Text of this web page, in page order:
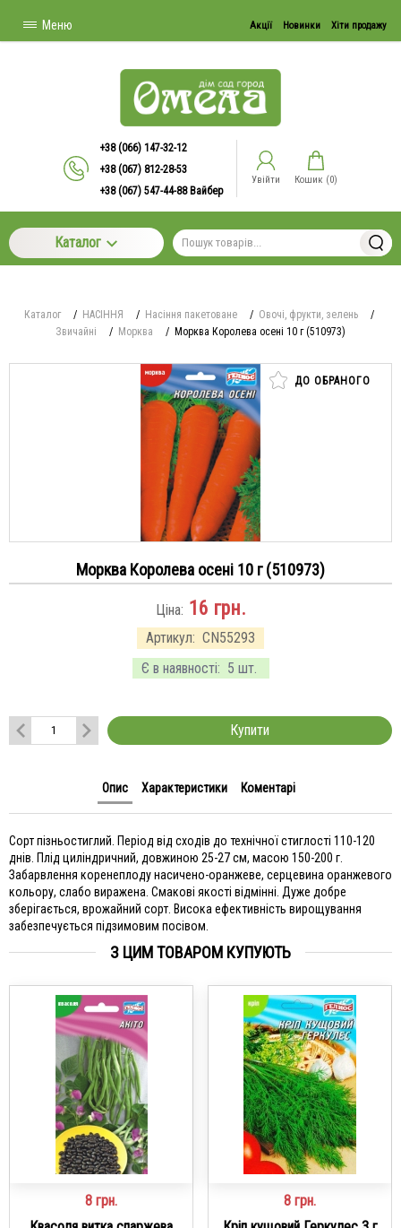
Меню Акції Новинки Хіти продажу
+38 (066) 147-32-12
+38 (067) 812-28-53
+38 (067) 547-44-88 Вайбер
Увійти Кошик (0)
Каталог
Каталог / НАСІННЯ / Насіння пакетоване / Овочі, фрукти, зелень
/
Звичайні
/ Морква / Морква Королева осені 10 г (510973)
ДО ОБРАНОГО
Морква Королева осені 10 г (510973)
Артикул: CN55293
Є в наявності: 5 шт.
Ціна: 16 грн.
Купити
Опис Характеристики Коментарі
Сорт пізньостиглий. Період від сходів до технічної стиглості 110-120
днів. Плід циліндричний, довжиною 25-27 см, масою 150-200 г.
Забарвлення коренеплоду насичено-оранжеве, серцевина оранжевого
кольору, слабо виражена. Смакові якості відмінні. Дуже добре
зберігається, врожайний сорт. Висока ефективність вирощування
забезпечується підзимовим посівом.
З ЦИМ ТОВАРОМ КУПУЮТЬ
8 грн.
8 грн.